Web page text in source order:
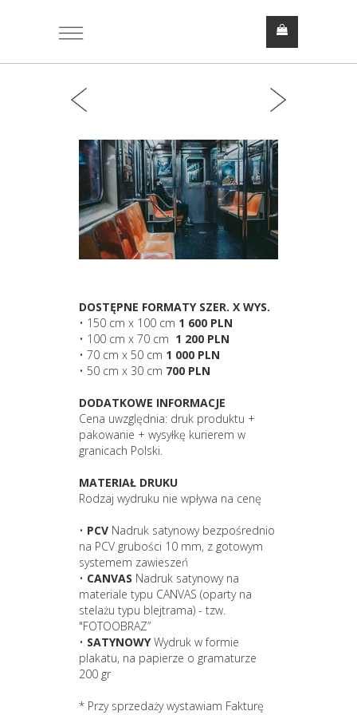
DOSTĘPNE FORMATY SZER. X WYS.
• 150 cm x 100 cm 1 600 PLN
• 100 cm x 70 cm 1 200 PLN
• 70 cm x 50 cm 1 000 PLN
• 50 cm x 30 cm 700 PLN
DODATKOWE INFORMACJE
Cena uwzględnia: druk produktu +
pakowanie + wysyłkę kurierem w
granicach Polski.
MATERIAŁ DRUKU
Rodzaj wydruku nie wpływa na cenę
• PCV Nadruk satynowy bezpośrednio
na PCV grubości 10 mm, z gotowym
systemem zawieszeń
• CANVAS Nadruk satynowy na
materiale typu CANVAS (oparty na
stelażu typu blejtrama) - tzw.
"FOTOOBRAZ”
• SATYNOWYWydruk w formie
plakatu, na papierze o gramaturze
200 gr
* Przy sprzedaży wystawiam Fakturę